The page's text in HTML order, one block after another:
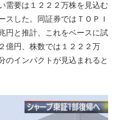
需要は１２２２万株を見込む
スした。同証券ではＴＯＰＩ
円と推計、これをベースに試
億円、株数では１２２２万
のインパクトが見込まれると